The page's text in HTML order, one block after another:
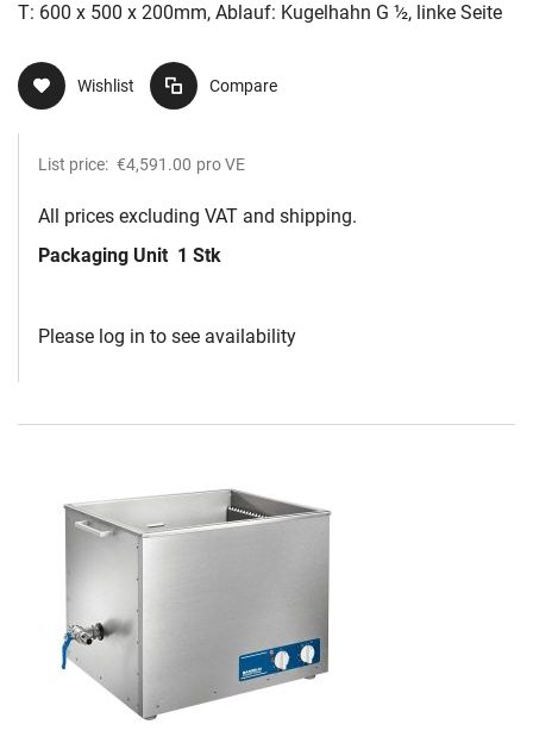
T: 600 x 500 x 200mm, Ablauf: Kugelhahn G ½, linke Seite
Wishlist Compare
List price: €4,591.00 pro VE
All prices excluding VAT and shipping.
Packaging Unit 1 Stk
Please log in to see availability